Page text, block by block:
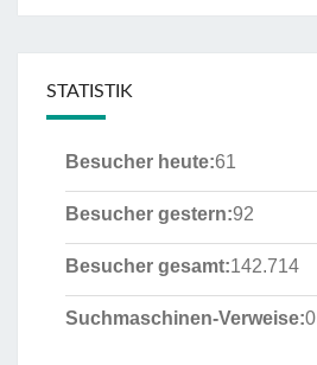
STATISTIK
Besucher heute:61
Besucher gestern:92
Besucher gesamt:142.714
Suchmaschinen-Verweise:0